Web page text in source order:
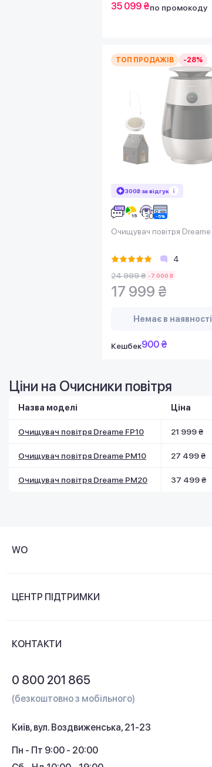
35 099 ₴по промокоду
ТОП ПРОДАЖІВ -28%
300₴ за відгук
4
24 999 ₴ -7 000 ₴
17 999 ₴
Немає в наявності
Кешбек900 ₴
Ціни на Очисники повітря
Назва моделі Ціна
Очищувач повітря Dreame FP10 21 999 ₴
Очищувач повітря Dreame PM10 27 499 ₴
Очищувач повітря Dreame PM20 37 499 ₴
WO
Контакти
ЦЕНТР ПІДТРИМКИ
Кешбек
КОНТАКТИ
0 800 201 865
(безкоштовно з мобільного)
Київ, вул. Воздвиженська, 21-23
Пн - Пт 9:00 - 20:00